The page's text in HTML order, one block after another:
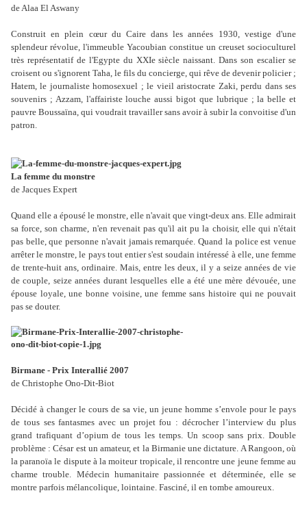
de Alaa El Aswany
Construit en plein cœur du Caire dans les années 1930, vestige d'une
splendeur révolue, l'immeuble Yacoubian constitue un creuset socioculturel
très représentatif de l'Egypte du XXIe siècle naissant. Dans son escalier se
croisent ou s'ignorent Taha, le fils du concierge, qui rêve de devenir policier ;
Hatem, le journaliste homosexuel ; le vieil aristocrate Zaki, perdu dans ses
souvenirs ; Azzam, l'affairiste louche aussi bigot que lubrique ; la belle et
pauvre Boussaïna, qui voudrait travailler sans avoir à subir la convoitise d'un
patron.
La femme du monstre
de Jacques Expert
Quand elle a épousé le monstre, elle n'avait que vingt-deux ans. Elle admirait
sa force, son charme, n'en revenait pas qu'il ait pu la choisir, elle qui n'était
pas belle, que personne n'avait jamais remarquée. Quand la police est venue
arrêter le monstre, le pays tout entier s'est soudain intéressé à elle, une femme
de trente-huit ans, ordinaire. Mais, entre les deux, il y a seize années de vie
de couple, seize années durant lesquelles elle a été une mère dévouée, une
épouse loyale, une bonne voisine, une femme sans histoire qui ne pouvait
pas se douter.
Birmane - Prix Interallié 2007
de Christophe Ono-Dit-Biot
Décidé à changer le cours de sa vie, un jeune homme s’envole pour le pays
de tous ses fantasmes avec un projet fou : décrocher l’interview du plus
grand trafiquant d’opium de tous les temps. Un scoop sans prix. Double
problème : César est un amateur, et la Birmanie une dictature. A Rangoon, où
la paranoïa le dispute à la moiteur tropicale, il rencontre une jeune femme au
charme trouble. Médecin humanitaire passionnée et déterminée, elle se
montre parfois mélancolique, lointaine. Fasciné, il en tombe amoureux.